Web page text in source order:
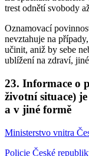
trest odnětí svobody
Oznamovací
nevztahuje na
učinit, aniž by sebe
ublížení na zdraví,
23. Informace o
životní situace)
a v jiné formě
Ministerstvo vnitra
Policie České